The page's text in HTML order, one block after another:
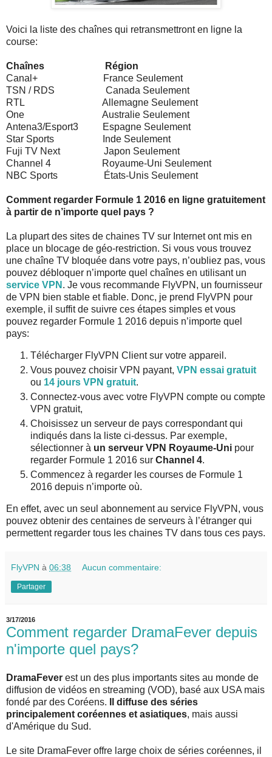
Voici la liste des chaînes qui retransmettront en ligne la
course:
Chaînes Région
Canal+ France Seulement
TSN / RDS Canada Seulement
RTL Allemagne Seulement
One Australie Seulement
Antena3/Esport3 Espagne Seulement
Star Sports Inde Seulement
Fuji TV Next Japon Seulement
Channel 4 Royaume-Uni Seulement
NBC Sports États-Unis Seulement
Comment regarder Formule 1 2016 en ligne gratuitement
à partir de n’importe quel pays ?
La plupart des sites de chaines TV sur Internet ont mis en
place un blocage de géo-restriction. Si vous vous trouvez
une chaîne TV bloquée dans votre pays, n’oubliez pas, vous
pouvez débloquer n’importe quel chaînes en utilisant un
service VPN . Je vous recommande FlyVPN, un fournisseur
de VPN bien stable et fiable. Donc, je prend FlyVPN pour
exemple, il suffit de suivre ces étapes simples et vous
pouvez regarder Formule 1 2016 depuis n’importe quel
pays:
Télécharger FlyVPN Client sur votre appareil.
Vous pouvez choisir VPN payant, VPN essai gratuit
ou 14 jours VPN gratuit.
Connectez-vous avec votre FlyVPN compte ou compte
VPN gratuit,
Choisissez un serveur de pays correspondant qui
indiqués dans la liste ci-dessus. Par exemple,
sélectionner à un serveur VPN Royaume-Uni pour
regarder Formule 1 2016 sur Channel 4.
Commencez à regarder les courses de Formule 1
2016 depuis n’importe où.
En effet, avec un seul abonnement au service FlyVPN, vous
pouvez obtenir des centaines de serveurs à l’étranger qui
permettent regarder tous les chaines TV dans tous ces pays.
FlyVPN à 06:38 Aucun commentaire:
Partager
3/17/2016
Comment regarder DramaFever depuis
n'importe quel pays?
DramaFever est un des plus importants sites au monde de
diffusion de vidéos en streaming (VOD), basé aux USA mais
fondé par des Coréens.
Il diffuse des séries
principalement coréennes et asiatiques, mais aussi
d'Amérique du Sud.
Le site DramaFever offre large choix de séries coréennes, il